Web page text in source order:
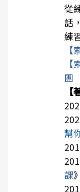
從
話
練
團
【
幫
課》